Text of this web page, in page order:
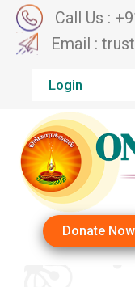
Call Us :
Email :
Login
Donate Now